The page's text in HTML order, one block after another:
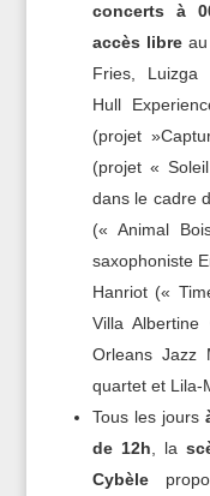
concerts à
accès libreau
Fries, Luizga
Hull
(projet
(projet «
dans le cadre
(« Animal
saxophoniste
Hanriot («
Villa
Orleans Jazz
quartet et Lila-
Tous les jours
de 12h , la
Cybèle